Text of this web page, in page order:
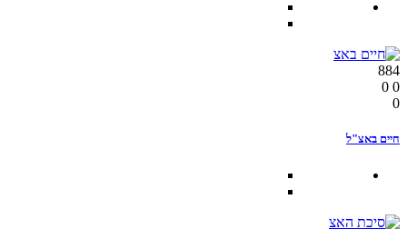
884
0
0
0
חיים באצ"ל